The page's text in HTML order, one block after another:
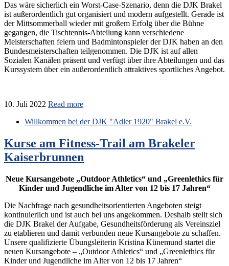
Das wäre sicherlich ein Worst-Case-Szenario, denn die DJK Brakel
ist außerordentlich gut organisiert und modern aufgestellt. Gerade ist
der Mittsommerball wieder mit großem Erfolg über die Bühne
gegangen, die Tischtennis-Abteilung kann verschiedene
Meisterschaften feiern und Badmintonspieler der DJK haben an den
Bundesmeisterschaften teilgenommen. Die DJK ist auf allen
Sozialen Kanälen präsent und verfügt über ihre Abteilungen und das
Kurssystem über ein außerordentlich attraktives sportliches Angebot.
10. Juli 2022 Read more
Willkommen bei der DJK "Adler 1920" Brakel e.V.
Kurse am Fitness-Trail am Brakeler
Kaiserbrunnen
Neue Kursangebote „Outdoor Athletics“ und „Greenlethics für
Kinder und Jugendliche im Alter von 12 bis 17 Jahren“
Die Nachfrage nach gesundheitsorientierten Angeboten steigt
kontinuierlich und ist auch bei uns angekommen. Deshalb stellt sich
die DJK Brakel der Aufgabe, Gesundheitsförderung als Vereinsziel
zu etablieren und damit verbunden neue Kursangebote zu schaffen.
Unsere qualifizierte Übungsleiterin Kristina Künemund startet die
neuen Kursangebote – „Outdoor Athletics“ und „Greenlethics für
Kinder und Jugendliche im Alter von 12 bis 17 Jahren“